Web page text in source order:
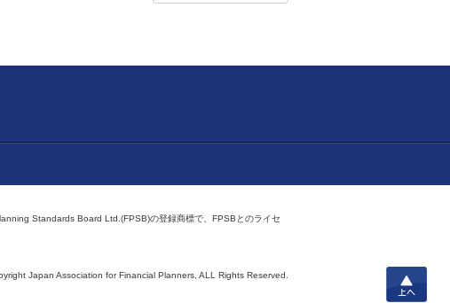
上へ
Standards Board Ltd.(FPSB)の登録商標で、FPSBとのライセ
Japan Association for Financial Planners, ALL Rights Reserved.